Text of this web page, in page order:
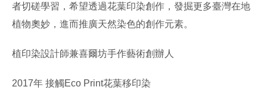
者切磋學習，希望透過花葉印染創作，發掘更多臺灣在地
植物奧妙，進而推廣天然染色的創作元素。
植印染設計師兼喜爾坊手作藝術創辦人
2017年 接觸Eco Print花葉移印染